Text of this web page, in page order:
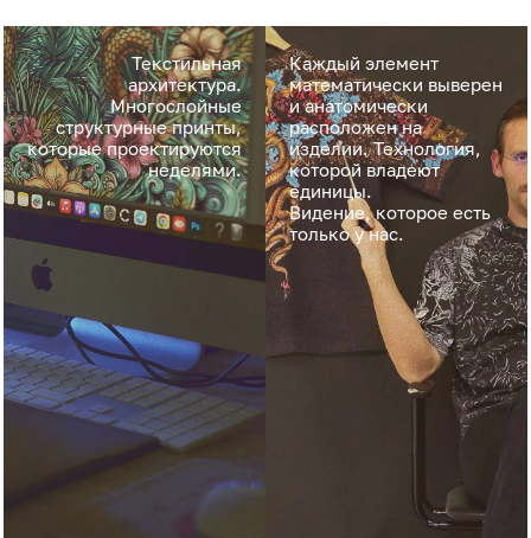
Текстильная
архитектура.
Многослойные
структурные принты,
которые проектируются
неделями.
Каждый элемент
математически выверен
и анатомически
расположен на
изделии. Технология,
которой владеют
единицы.
Видение, которое есть
только у нас.